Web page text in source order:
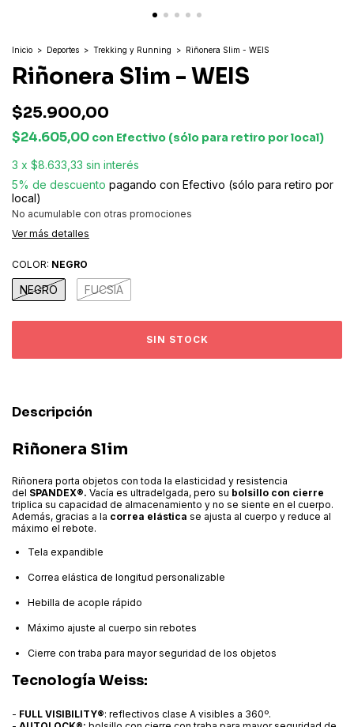
Inicio > Deportes > Trekking y Running > Riñonera Slim - WEIS
Riñonera Slim - WEIS
$25.900,00
$24.605,00 con Efectivo (sólo para retiro por local)
3 x $8.633,33 sin interés
5% de descuento pagando con Efectivo (sólo para retiro por
local)
No acumulable con otras promociones
Ver más detalles
COLOR: NEGRO
NEGRO FUCSIA
Descripción
Riñonera Slim
Riñonera porta objetos con toda la elasticidad y resistencia
del SPANDEX®. Vacía es ultradelgada, pero su bolsillo con cierre
triplica su capacidad de almacenamiento y no se siente en el cuerpo.
Además, gracias a la correa elástica se ajusta al cuerpo y reduce al
máximo el rebote.
Tela expandible
Correa elástica de longitud personalizable
Hebilla de acople rápido
Máximo ajuste al cuerpo sin rebotes
Cierre con traba para mayor seguridad de los objetos
Tecnología Weiss:
- FULL VISIBILITY®: reflectivos clase A visibles a 360º.